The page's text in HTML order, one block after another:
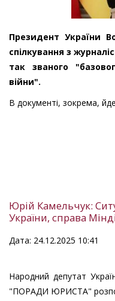
Президент України
спілкування з
так званого
війни".
В документі, зокрема,
Юрій Камельчук:
України, справа
Дата: 24.12.2025 10:41
Народний депутат
"ПОРАДИ ЮРИСТА"